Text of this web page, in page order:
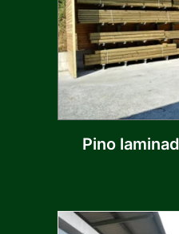
Pino